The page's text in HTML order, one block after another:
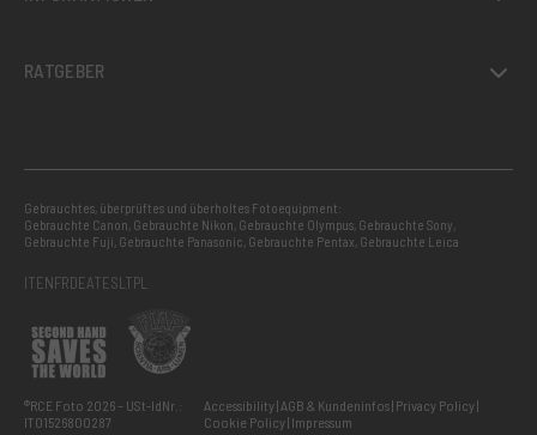
RATGEBER
Gebrauchtes, überprüftes und überholtes Fotoequipment:
Gebrauchte Canon, Gebrauchte Nikon, Gebrauchte Olympus, Gebrauchte Sony,
Gebrauchte Fuji, Gebrauchte Panasonic, Gebrauchte Pentax, Gebrauchte Leica
ITENFRDEATESLTPL
®RCE Foto 2026 – USt-IdNr.:
IT01526800287
Accessibility AGB & Kundeninfos Privacy Policy
Cookie Policy Impressum